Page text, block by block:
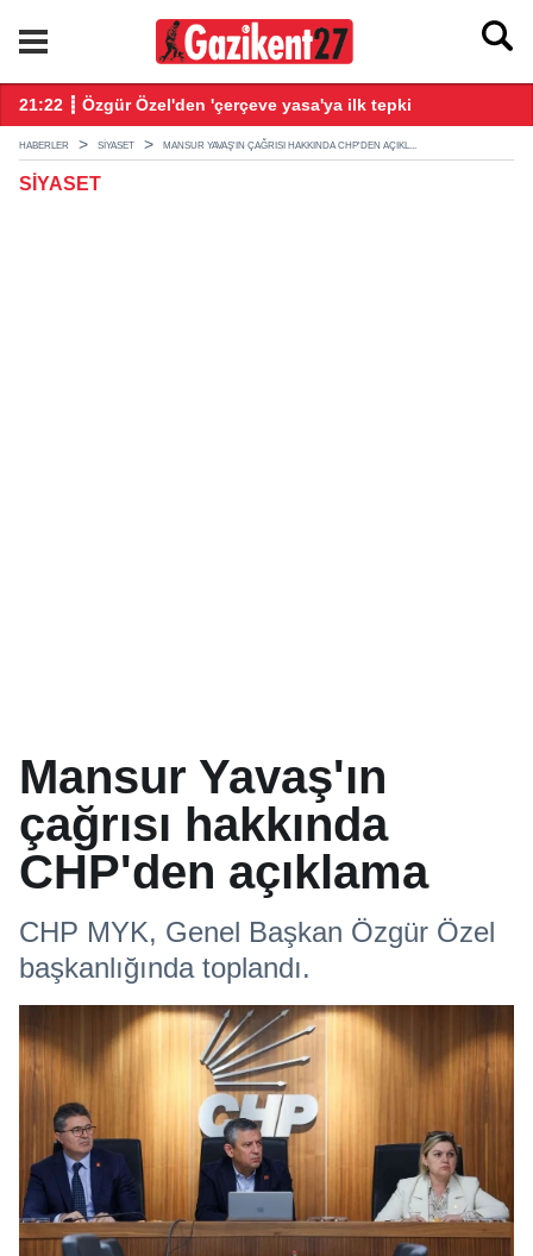
21:22 ┋ Özgür Özel'den 'çerçeve yasa'ya ilk tepki
HABERLER SIYASET MANSUR YAVAŞ'IN ÇAĞRISI HAKKINDA CHP'DEN AÇIKL...
SIYASET
Mansur Yavaş'ın
çağrısı hakkında
CHP'den açıklama
CHP MYK, Genel Başkan Özgür Özel
başkanlığında toplandı.